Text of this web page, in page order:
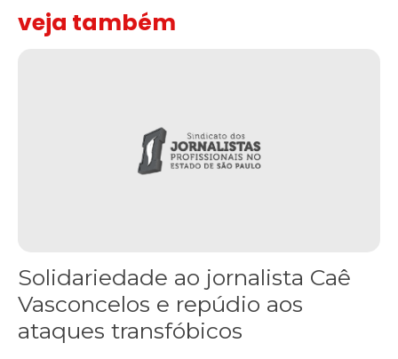
veja também
Solidariedade ao jornalista Caê
Vasconcelos e repúdio aos
ataques transfóbicos